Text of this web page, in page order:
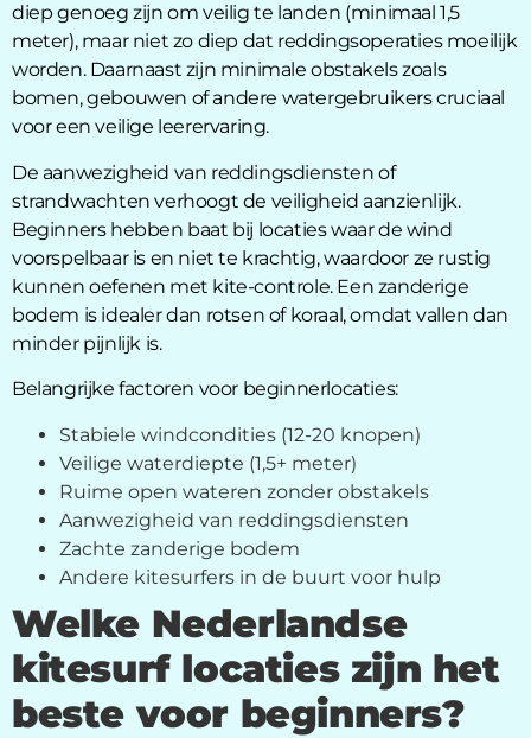
diep genoeg zijn om veilig te landen (minimaal 1,5
meter), maar niet zo diep dat reddingsoperaties moeilijk
worden. Daarnaast zijn minimale obstakels zoals
bomen, gebouwen of andere watergebruikers cruciaal
voor een veilige leerervaring.
De aanwezigheid van reddingsdiensten of
strandwachten verhoogt de veiligheid aanzienlijk.
Beginners hebben baat bij locaties waar de wind
voorspelbaar is en niet te krachtig, waardoor ze rustig
kunnen oefenen met kite-controle. Een zanderige
bodem is idealer dan rotsen of koraal, omdat vallen dan
minder pijnlijk is.
Belangrijke factoren voor beginnerlocaties:
Stabiele windcondities (12-20 knopen)
Veilige waterdiepte (1,5+ meter)
Ruime open wateren zonder obstakels
Aanwezigheid van reddingsdiensten
Zachte zanderige bodem
Andere kitesurfers in de buurt voor hulp
Welke Nederlandse
kitesurf locaties zijn het
beste voor beginners?